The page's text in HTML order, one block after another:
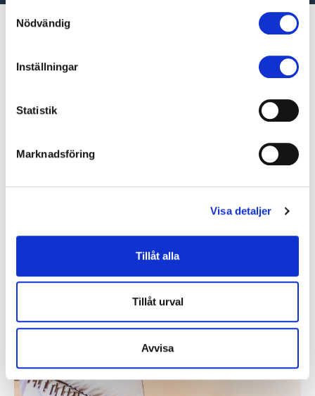
Nödvändig
Inställningar
Statistik
Marknadsföring
Visa detaljer
Tillåt alla
Tillåt urval
Avvisa